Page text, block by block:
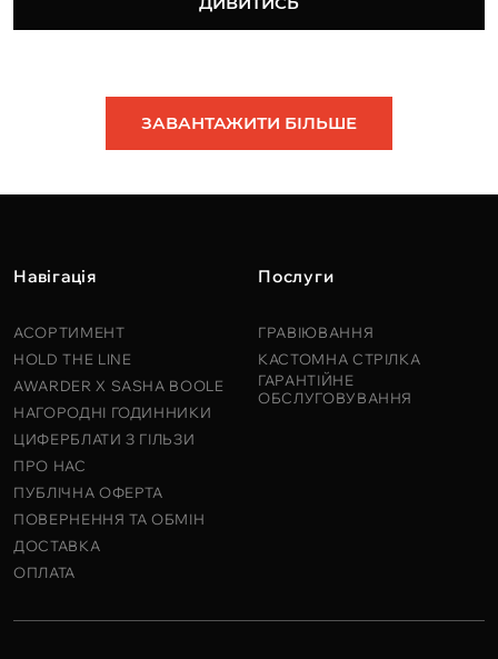
ЗАВАНТАЖИТИ БІЛЬШЕ
Навігація
АСОРТИМЕНТ
HOLD THE LINE
AWARDER X SASHA BOOLE
НАГОРОДНІ ГОДИННИКИ
ЦИФЕРБЛАТИ З ГІЛЬЗИ
ПРО НАС
ПУБЛІЧНА ОФЕРТА
ПОВЕРНЕННЯ ТА ОБМІН
ДОСТАВКА
ОПЛАТА
Послуги
ГРАВІЮВАННЯ
КАСТОМНА СТРІЛКА
ГАРАНТІЙНЕ
ОБСЛУГОВУВАННЯ